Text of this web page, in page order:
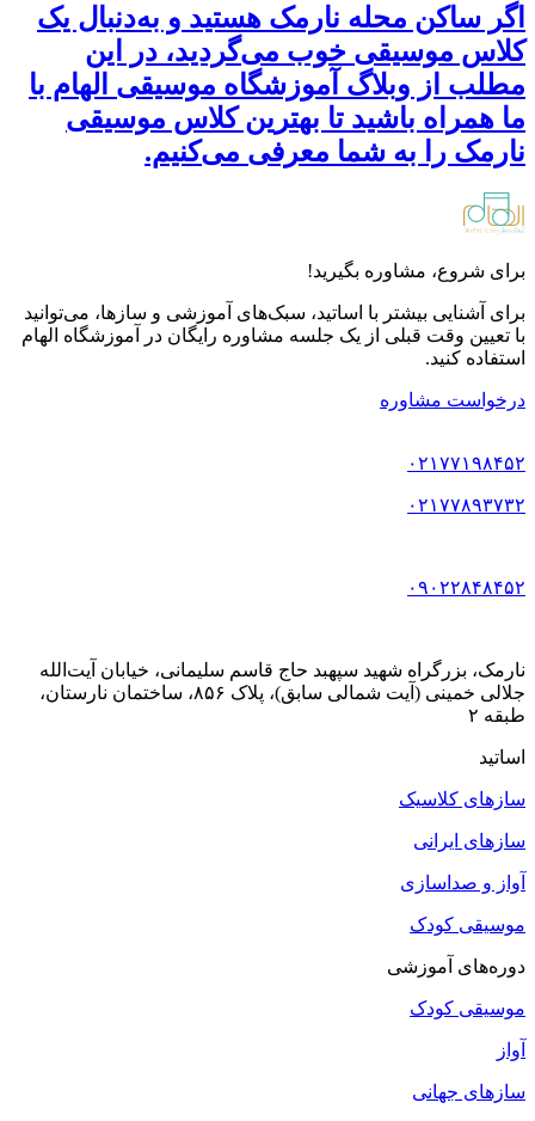
اگر ساکن محله نارمک هستید و به‌دنبال یک
کلاس موسیقی خوب می‌گردید، در این
مطلب از وبلاگ آموزشگاه موسیقی الهام با
ما همراه باشید تا بهترین کلاس موسیقی
نارمک را به شما معرفی می‌کنیم.
برای شروع، مشاوره بگیرید!
برای آشنایی بیشتر با اساتید، سبک‌های آموزشی و سازها، می‌توانید
با تعیین وقت قبلی از یک جلسه مشاوره رایگان در آموزشگاه الهام
استفاده کنید.
درخواست مشاوره
۰۲۱۷۷۱۹۸۴۵۲
۰۲۱۷۷۸۹۳۷۳۲
۰۹۰۲۲۸۴۸۴۵۲
نارمک، بزرگراه شهید سپهبد حاج قاسم سلیمانی، خیابان آیت‌الله
جلالی خمینی (آیت شمالی سابق)، پلاک ۸۵۶، ساختمان نارستان،
طبقه ۲
اساتید
سازهای کلاسیک
سازهای ایرانی
آواز و صداسازی
موسیقی کودک
دوره‌های آموزشی
موسیقی کودک
آواز
سازهای جهانی